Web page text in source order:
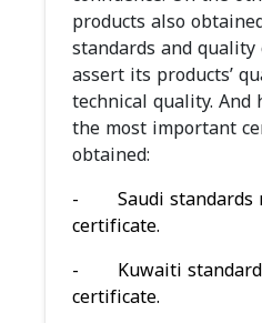
products also
standards and
assert its products’
technical quality. And
the most important
obtained:
- Saudi standards
certificate.
- Kuwaiti
certificate.